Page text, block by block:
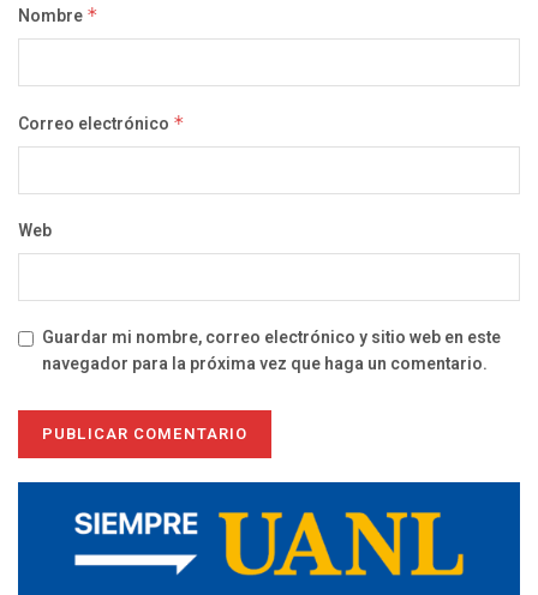
Nombre *
Correo electrónico *
Web
Guardar mi nombre, correo electrónico y sitio web en este
navegador para la próxima vez que haga un comentario.